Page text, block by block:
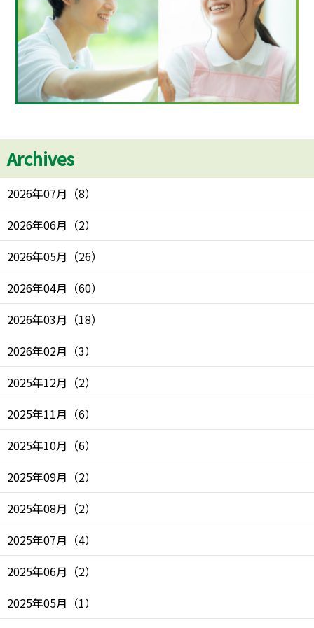
Archives
2026年07月 （8）
2026年06月 （2）
2026年05月 （26）
2026年04月 （60）
2026年03月 （18）
2026年02月 （3）
2025年12月 （2）
2025年11月 （6）
2025年10月 （6）
2025年09月 （2）
2025年08月 （2）
2025年07月 （4）
2025年06月 （2）
2025年05月 （1）